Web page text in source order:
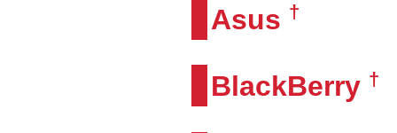
Asus †
BlackBerry †